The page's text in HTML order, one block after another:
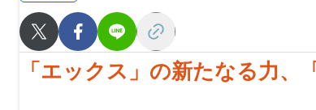
「エックス」の新たなる力、